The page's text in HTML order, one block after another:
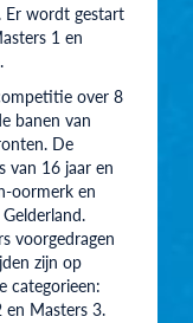
Er wordt gestart
1 en
over 8
banen van
De
van 16 jaar en
oormerk en
voorgedragen
zijn op
categorieen:
en Masters 3.